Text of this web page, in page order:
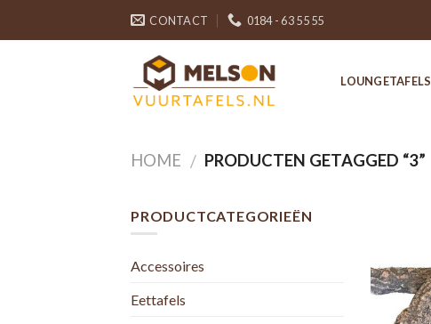
CONTACT 0184 - 63 55 55
LOUNGETAFELS
HOME / PRODUCTEN GETAGGED “3”
PRODUCTCATEGORIEËN
Accessoires
Eettafels